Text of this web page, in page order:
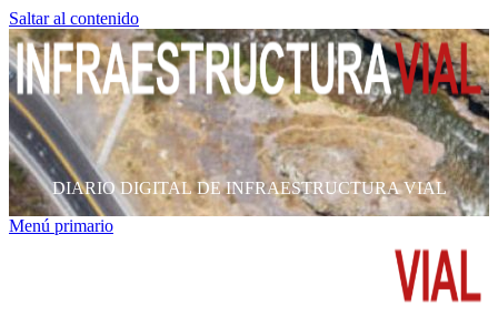
Saltar al contenido
DIARIO DIGITAL DE INFRAESTRUCTURA VIAL
Menú primario